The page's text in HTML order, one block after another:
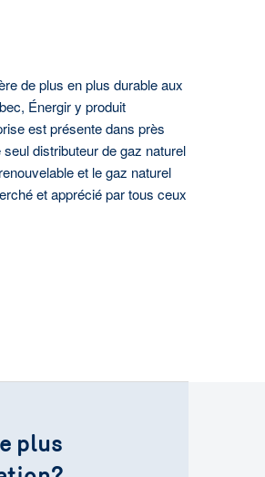
de plus en plus durable aux
Énergir y produit
est présente dans près
seul distributeur de gaz naturel
et le gaz naturel
et apprécié par tous ceux
plus